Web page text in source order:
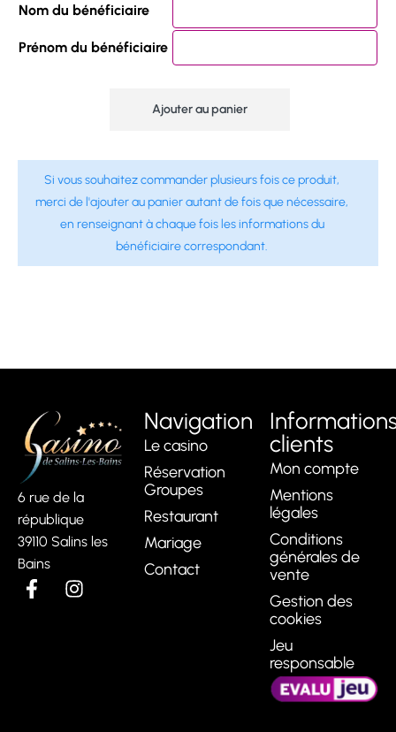
Nom du bénéficiaire
Prénom du bénéficiaire
Ajouter au panier
Si vous souhaitez commander plusieurs fois ce produit,
merci de l'ajouter au panier autant de fois que nécessaire,
en renseignant à chaque fois les informations du
bénéficiaire correspondant.
6 rue de la
république
39110 Salins les
Bains
Navigation
Le casino
Réservation
Groupes
Restaurant
Mariage
Contact
clients
Mon compte
Mentions
légales
Conditions
générales de
vente
Gestion des
cookies
Jeu
responsable